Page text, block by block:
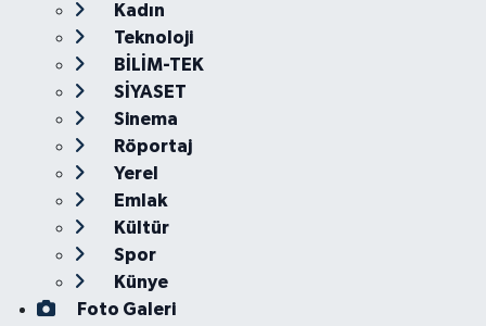
Kadın
Teknoloji
BİLİM-TEK
SİYASET
Sinema
Röportaj
Yerel
Emlak
Kültür
Spor
Künye
Foto Galeri